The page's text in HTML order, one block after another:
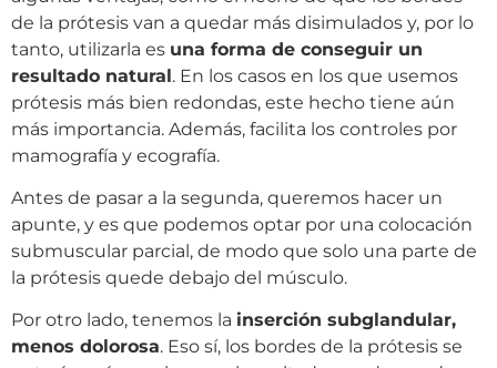
de la prótesis van a quedar más disimulados y, por lo
tanto, utilizarla es una forma de conseguir un
resultado natural. En los casos en los que usemos
prótesis más bien redondas, este hecho tiene aún
más importancia. Además, facilita los controles por
mamografía y ecografía.
Antes de pasar a la segunda, queremos hacer un
apunte, y es que podemos optar por una colocación
submuscular parcial, de modo que solo una parte de
la prótesis quede debajo del músculo.
Por otro lado, tenemos la inserción subglandular,
menos dolorosa. Eso sí, los bordes de la prótesis se